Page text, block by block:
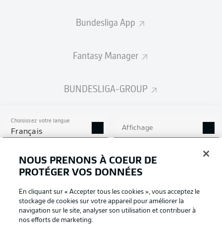
Bundesliga App
Fantasy Manager
BUNDESLIGA-GROUP
Choisissez votre langue
Français Affichage
Connexion
NOUS PRENONS À COEUR DE
PROTÉGER VOS DONNÉES
En cliquant sur « Accepter tous les cookies », vous acceptez le
stockage de cookies sur votre appareil pour améliorer la
navigation sur le site, analyser son utilisation et contribuer à
nos efforts de marketing.